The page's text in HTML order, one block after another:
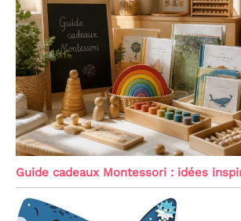
Guide cadeaux Montessori : idées